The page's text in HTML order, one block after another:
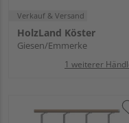
Verkauf & Versand
HolzLand Köster
Giesen/Emmerke
1 weiterer